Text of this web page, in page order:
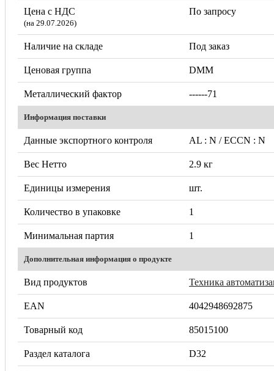
Цена с НДС
(на 29.07.2026)
По запросу
Наличие на складе Под заказ
Ценовая группа DMM
Металлический фактор ------71
Информация поставки
Данные экспортного контроля AL : N / ECCN : N
Вес Нетто 2.9 кг
Единицы измерения шт.
Количество в упаковке 1
Минимальная партия 1
Дополнительная информация о продукте
Вид продуктов Техника
EAN 4042948692875
Товарный код 85015100
Раздел каталога D32